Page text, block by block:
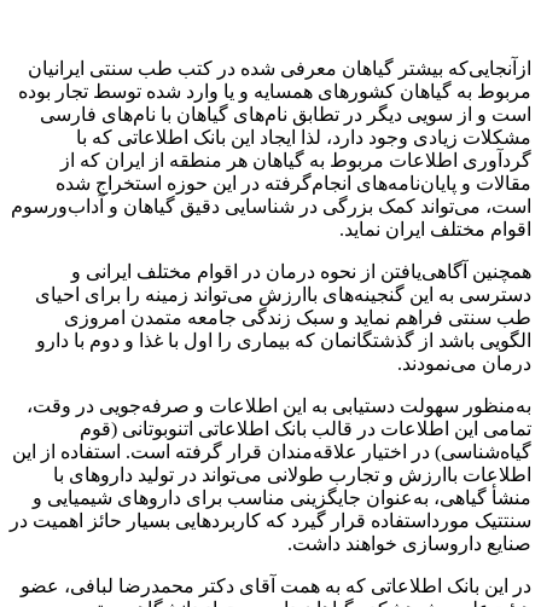
ازآنجایی‌که بیشتر گیاهان معرفی شده در کتب طب سنتی ایرانیان
مربوط به گیاهان کشورهای همسایه و یا وارد شده توسط تجار بوده
است و از سویی دیگر در تطابق نام‌های گیاهان با نام‌های فارسی
مشکلات زیادی وجود دارد، لذا ایجاد این بانک اطلاعاتی که با
گردآوری اطلاعات مربوط به گیاهان هر منطقه از ایران که از
مقالات و پایان‌نامه‌های انجام‌گرفته در این حوزه استخراج شده
است، می‌تواند کمک بزرگی در شناسایی دقیق گیاهان و آداب‌ورسوم
اقوام مختلف ایران نماید.
همچنین آگاهی‌یافتن از نحوه درمان در اقوام مختلف ایرانی و
دسترسی به این گنجینه‌‏های باارزش می‏‌تواند زمینه را برای احیای
طب سنتی فراهم نماید و سبک زندگی جامعه متمدن امروزی
الگویی باشد از گذشتگانمان که بیماری را اول با غذا و دوم با دارو
درمان می‌نمودند.
به‌منظور سهولت دستیابی به این اطلاعات و صرفه‌جویی در وقت،
تمامی این اطلاعات در قالب بانک اطلاعاتی اتنوبوتانی (قوم
گیاه‌شناسی) در اختیار علاقه‌مندان قرار گرفته است. استفاده از این
اطلاعات باارزش و تجارب طولانی می‌تواند در تولید داروهای با
منشأ گیاهی، به‌عنوان جایگزینی مناسب برای داروهای شیمیایی و
سنتتیک مورداستفاده قرار گیرد که کاربردهایی بسیار حائز اهمیت در
صنایع داروسازی خواهند داشت.
در این بانک اطلاعاتی که به همت آقای دکتر محمدرضا لبافی، عضو